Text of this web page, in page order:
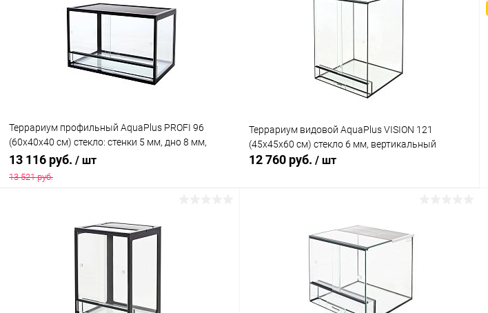
Купить в 1 клик Сравнение
В избранное В наличии
Купить в 1 клик
Под заказ
Террариум профильный AquaPlus PROFI 96
(60х40х40 см) стекло: стенки 5 мм, дно 8 мм,
черный
13 116 руб. / шт
13 521 руб.
Террариум видовой AquaPlus VISION 121
(45х45х60 см) стекло 6 мм, вертикальный
12 760 руб. / шт
Сравнение
В избранное В наличии